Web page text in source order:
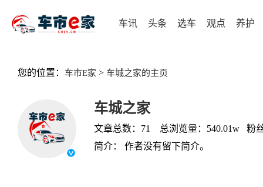
车讯 头条 选车 观点 养护
您的位置： 车市E家 > 车城之家的主页
车城之家
文章总数：71 总浏览量：540.01w 粉
简介： 作者没有留下简介。